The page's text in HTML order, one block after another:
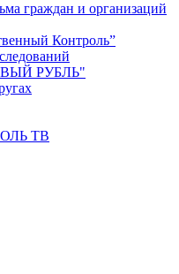
граждан и организаций
Контроль”
РУБЛЬ"
ТВ